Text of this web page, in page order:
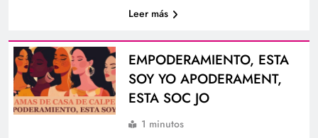
Leer más
EMPODERAMIENTO, ESTA
SOY YO APODERAMENT,
ESTA SOC JO
1 minutos